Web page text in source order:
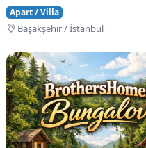
Apart / Villa
Başakşehi̇r / İstanbul